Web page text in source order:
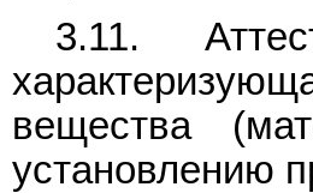
3.11.
вещества
установлению